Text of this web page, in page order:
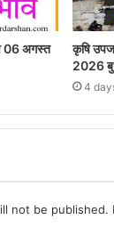
06 अगस्त
कृषि
2026
4
not be published.